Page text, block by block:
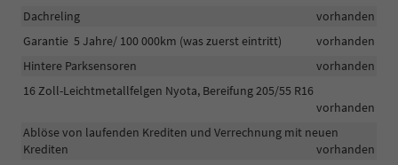
Dachreling
vorhanden
Garantie 5 Jahre/ 100 000km (was zuerst eintritt)
vorhanden
Hintere Parksensoren
vorhanden
16 Zoll-Leichtmetallfelgen Nyota, Bereifung 205/55 R16
vorhanden
Ablöse von laufenden Krediten und Verrechnung mit neuen
Krediten
vorhanden